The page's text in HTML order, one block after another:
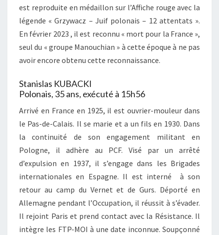
est reproduite en médaillon sur l’Affiche rouge avec la
légende « Grzywacz – Juif polonais – 12 attentats ».
En février 2023 , il est reconnu « mort pour la France »,
seul du « groupe Manouchian » à cette époque à ne pas
avoir encore obtenu cette reconnaissance.
Stanislas KUBACKI
Polonais, 35 ans, exécuté à 15h56
Arrivé en France en 1925, il est ouvrier-mouleur dans
le Pas-de-Calais. Il se marie et a un fils en 1930. Dans
la continuité de son engagement militant en
Pologne, il adhère au PCF. Visé par un arrêté
d’expulsion en 1937, il s’engage dans les Brigades
internationales en Espagne. Il est interné à son
retour au camp du Vernet et de Gurs. Déporté en
Allemagne pendant l’Occupation, il réussit à s’évader.
Il rejoint Paris et prend contact avec la Résistance. Il
intègre les FTP-MOI à une date inconnue. Soupçonné